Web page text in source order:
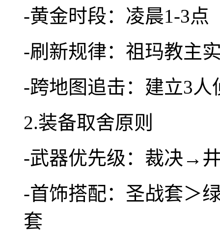
-黄金时段：凌晨1-3点
-刷新规律：祖玛教主
-跨地图追击：建立3人
2.装备取舍原则
-武器优先级：裁决→
-首饰搭配：圣战套＞
套